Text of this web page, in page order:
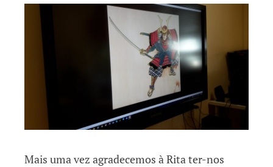
Mais uma vez agradecemos à Rita ter-nos